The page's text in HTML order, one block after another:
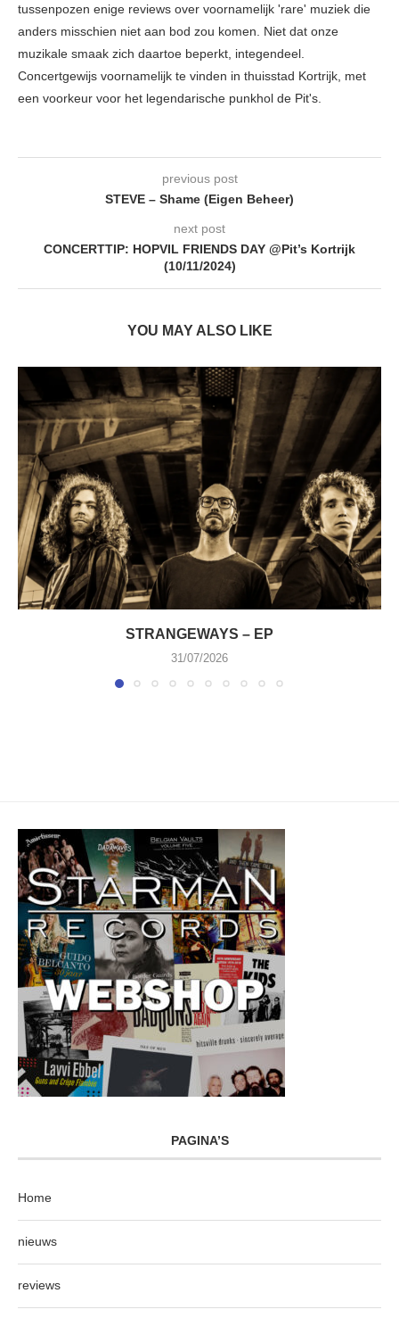
tussenpozen enige reviews over voornamelijk 'rare' muziek die
anders misschien niet aan bod zou komen. Niet dat onze
muzikale smaak zich daartoe beperkt, integendeel.
Concertgewijs voornamelijk te vinden in thuisstad Kortrijk, met
een voorkeur voor het legendarische punkhol de Pit's.
previous post
STEVE – Shame (Eigen Beheer)
next post
CONCERTTIP: HOPVIL FRIENDS DAY @Pit’s Kortrijk
(10/11/2024)
YOU MAY ALSO LIKE
STRANGEWAYS – EP
31/07/2026
PAGINA’S
Home
nieuws
reviews